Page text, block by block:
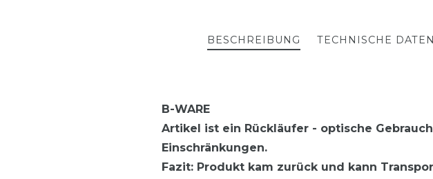
BESCHREIBUNG TECHNISCHE DATEN
B-WARE
Artikel ist ein Rückläufer - optische
Einschränkungen.
Fazit: Produkt kam zurück und kann